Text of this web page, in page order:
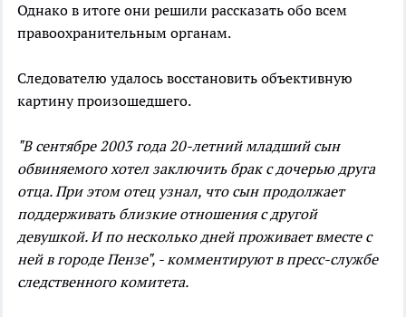
Однако в итоге они решили рассказать обо всем
правоохранительным органам.
Следователю удалось восстановить объективную
картину произошедшего.
"В сентябре 2003 года 20-летний младший сын
обвиняемого хотел заключить брак с дочерью друга
отца. При этом отец узнал, что сын продолжает
поддерживать близкие отношения с другой
девушкой. И по несколько дней проживает вместе с
ней в городе Пензе", - комментируют в пресс-службе
следственного комитета.